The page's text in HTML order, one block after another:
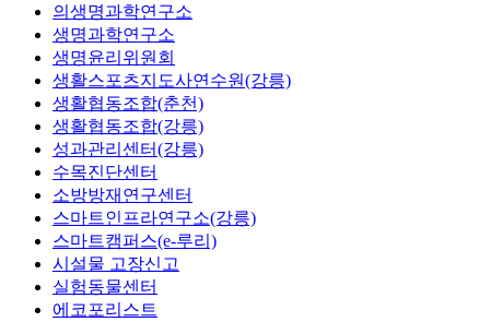
의생명과학연구소
생명과학연구소
생명윤리위원회
생활스포츠지도사연수원(강릉)
생활협동조합(춘천)
생활협동조합(강릉)
성과관리센터(강릉)
수목진단센터
소방방재연구센터
스마트인프라연구소(강릉)
스마트캠퍼스(e-루리)
시설물 고장신고
실험동물센터
에코포리스트